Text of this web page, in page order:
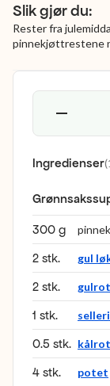
Slik gjør du:
Rester fra
pinnekjøttrestene
Ingredienser(
300 g
2 stk. gul
2 stk. gulrot
1 stk.
0.5 stk. kålrot
4 stk. potet